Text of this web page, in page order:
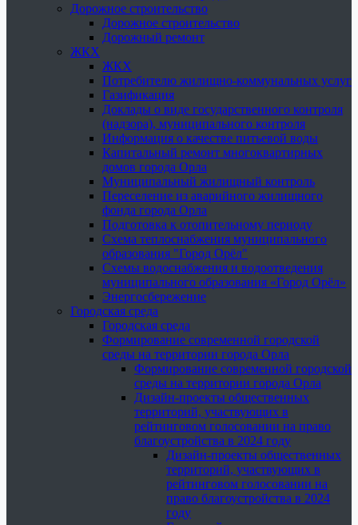
Дорожное строительство
Дорожное строительство
Дорожный ремонт
ЖКХ
ЖКХ
Потребителю жилищно-коммунальных услуг
Газификация
Доклады о виде государственного контроля
(надзора), муниципального контроля
Информация о качестве питьевой воды
Капитальный ремонт многоквартирных
домов города Орла
Муниципальный жилищный контроль
Переселение из аварийного жилищного
фонда города Орла
Подготовка к отопительному периоду
Схема теплоснабжения муниципального
образования "Город Орёл"
Схемы водоснабжения и водоотведения
муниципального образования «Город Орёл»
Энергосбережение
Городская среда
Городская среда
Формирование современной городской
среды на территории города Орла
Формирование современной городской
среды на территории города Орла
Дизайн-проекты общественных
территорий, участвующих в
рейтинговом голосовании на право
благоустройства в 2024 году
Дизайн-проекты общественных
территорий, участвующих в
рейтинговом голосовании на
право благоустройства в 2024
году